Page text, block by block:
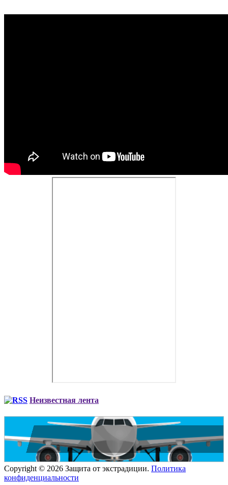
Неизвестная лента
Copyright © 2026 Защита от экстрадиции. Политика
конфиденциальности